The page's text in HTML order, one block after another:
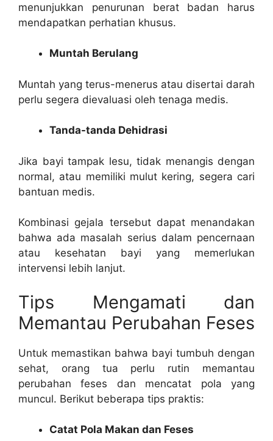
menunjukkan penurunan berat badan harus
mendapatkan perhatian khusus.
Muntah Berulang
Muntah yang terus-menerus atau disertai darah
perlu segera dievaluasi oleh tenaga medis.
Tanda-tanda Dehidrasi
Jika bayi tampak lesu, tidak menangis dengan
normal, atau memiliki mulut kering, segera cari
bantuan medis.
Kombinasi gejala tersebut dapat menandakan
bahwa ada masalah serius dalam pencernaan
atau kesehatan bayi yang memerlukan
intervensi lebih lanjut.
Tips Mengamati dan
Memantau Perubahan Feses
Untuk memastikan bahwa bayi tumbuh dengan
sehat, orang tua perlu rutin memantau
perubahan feses dan mencatat pola yang
muncul. Berikut beberapa tips praktis:
Catat Pola Makan dan Feses